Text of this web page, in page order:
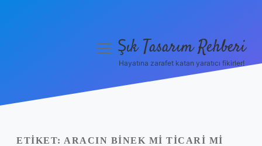
Yasal Uyarı
menüyüŞık Tasarım Rehberi
Hayatına zarafet katan yaratıcı fikirler!
ETIKET: ARACIN BINEK MI TICARI MI